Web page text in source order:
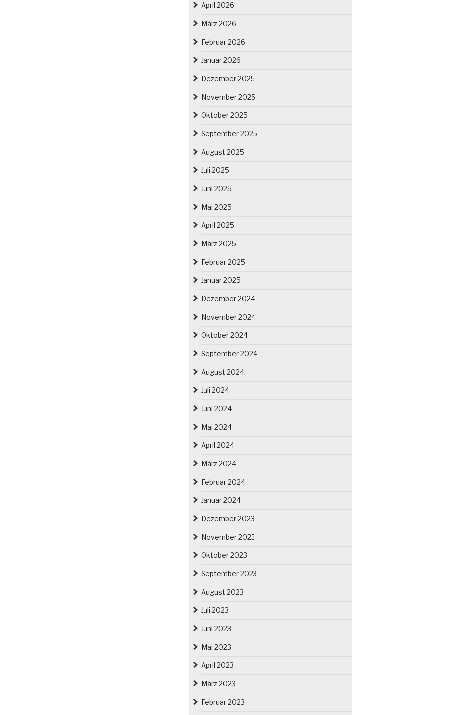
April 2026
März 2026
Februar 2026
Januar 2026
Dezember 2025
November 2025
Oktober 2025
September 2025
August 2025
Juli 2025
Juni 2025
Mai 2025
April 2025
März 2025
Februar 2025
Januar 2025
Dezember 2024
November 2024
Oktober 2024
September 2024
August 2024
Juli 2024
Juni 2024
Mai 2024
April 2024
März 2024
Februar 2024
Januar 2024
Dezember 2023
November 2023
Oktober 2023
September 2023
August 2023
Juli 2023
Juni 2023
Mai 2023
April 2023
März 2023
Februar 2023